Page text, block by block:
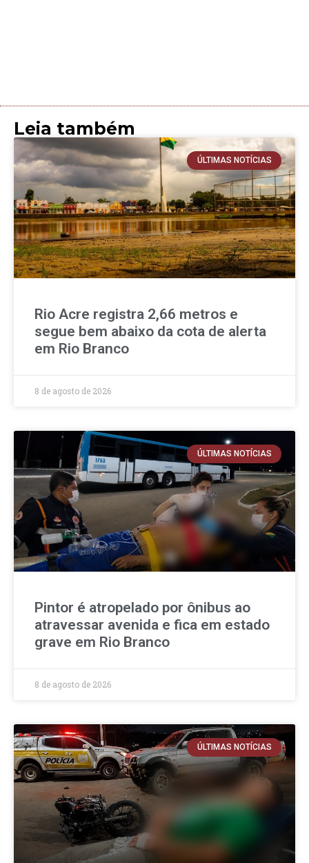
Leia também
ÚLTIMAS NOTÍCIAS
Rio Acre registra 2,66 metros e
segue bem abaixo da cota de alerta
em Rio Branco
8 de agosto de 2026
ÚLTIMAS NOTÍCIAS
Pintor é atropelado por ônibus ao
atravessar avenida e fica em estado
grave em Rio Branco
8 de agosto de 2026
ÚLTIMAS NOTÍCIAS